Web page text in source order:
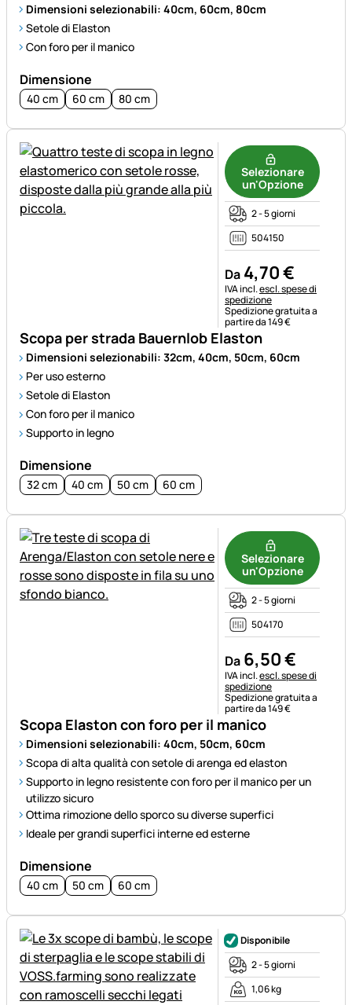
Dimensioni selezionabili: 40cm, 60cm, 80cm
Setole di Elaston
Con foro per il manico
Dimensione
40 cm 60 cm 80 cm
Scopa per strada Bauernlob Elaston
Dimensioni selezionabili: 32cm, 40cm, 50cm, 60cm
Per uso esterno
Setole di Elaston
Con foro per il manico
Supporto in legno
Dimensione
32 cm 40 cm 50 cm 60 cm
Selezionare
un'Opzione
2 - 5 giorni
504150
Da 4,70€
Informazioni fiscali:
IVA incl.escl. spese di
spedizione
Spedizione gratuita a
partire da 149 €
Scopa Elaston con foro per il manico
Dimensioni selezionabili: 40cm, 50cm, 60cm
Scopa di alta qualità con setole di arenga ed elaston
Supporto in legno resistente con foro per il manico per un
utilizzo sicuro
Ottima rimozione dello sporco su diverse superfici
Ideale per grandi superfici interne ed esterne
Dimensione
40 cm 50 cm 60 cm
Selezionare
un'Opzione
2 - 5 giorni
504170
Da 6,50€
Informazioni fiscali:
IVA incl.escl. spese di
spedizione
Spedizione gratuita a
partire da 149 €
Disponibile
2 - 5 giorni
1,06 kg